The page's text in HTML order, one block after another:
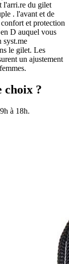
l'arri.re du gilet
. l'avant et de
et protection
D auquel vous
syst.me
le gilet. Les
un ajustement
choix ?
à 18h.